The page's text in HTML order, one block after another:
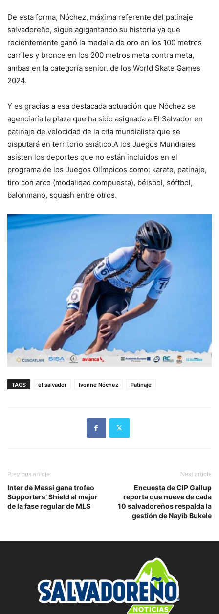
De esta forma, Nóchez, máxima referente del patinaje
salvadoreño, sigue agigantando su historia ya que
recientemente ganó la medalla de oro en los 100 metros
carriles y bronce en los 200 metros meta contra meta,
ambas en la categoría senior, de los World Skate Games
2024.
Y es gracias a esa destacada actuación que Nóchez se
agenciaría la plaza que ha sido asignada a El Salvador en
patinaje de velocidad de la cita mundialista que se
disputará en territorio asiático.A los Juegos Mundiales
asisten los deportes que no están incluidos en el
programa de los Juegos Olímpicos como: karate, patinaje,
tiro con arco (modalidad compuesta), béisbol, sóftbol,
balonmano, squash entre otros.
TAGS el salvador Ivonne Nóchez Patinaje
Previous article
Inter de Messi gana trofeo
Supporters’ Shield al mejor
de la fase regular de MLS
Next article
Encuesta de CIP Gallup
reporta que nueve de cada
10 salvadoreños respalda la
gestión de Nayib Bukele